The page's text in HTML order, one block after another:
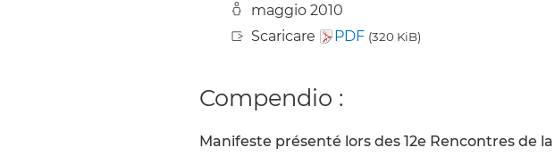
maggio 2010
Scaricare
PDF (320 KiB)
Compendio :
Manifeste présenté lors des 12e Rencontres de